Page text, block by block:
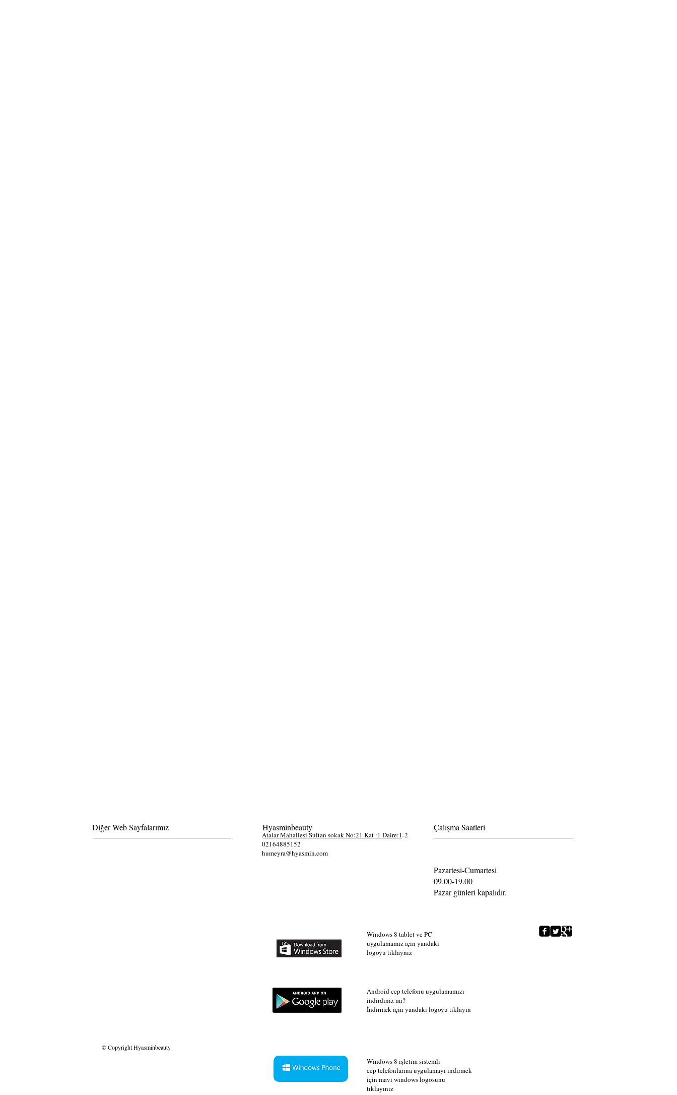
Diğer Web Sayfalarımız Hyasminbeauty
Atalar Mahallesi Sultan sokak No:21 Kat :1 Daire:1-2
02164885152
humeyra@hyasmin.com
Çalışma Saatleri
Pazartesi-Cumartesi
09.00-19.00
Pazar günleri kapalıdır.
Android cep telefonu uygulamamızı
indirdiniz mi?
İndirmek için yandaki logoyu tıklayın
Windows 8 tablet ve PC
uygulamamız için yandaki
logoyu tıklaynız
© Copyright Hyasminbeauty
Windows 8 işletim sistemli
cep telefonlarına uygulamayı indirmek
için mavi windows logosunu
tıklayınız